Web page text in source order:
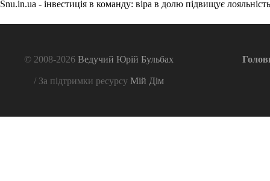
Snu.in.ua - інвестиція в команду: віра в долю підвищує
© 2008-2026 Ведучий Юрій Бульбах
/ За підтримки ресурсу Мій Дім